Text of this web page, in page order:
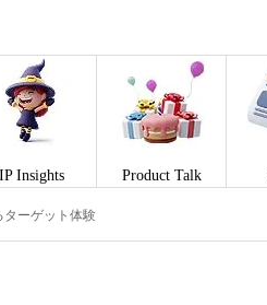
IP Insights Product Talk
ーゲット体験